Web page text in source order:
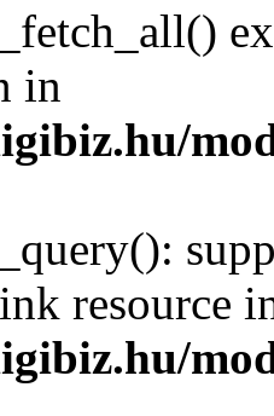
in
resource